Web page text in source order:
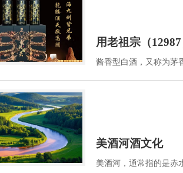
用老祖宗（
酱香型白酒，又称为茅
美酒河酒文化
美酒河，通常指的是赤